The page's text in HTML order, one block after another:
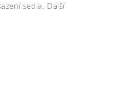
sedla. Další